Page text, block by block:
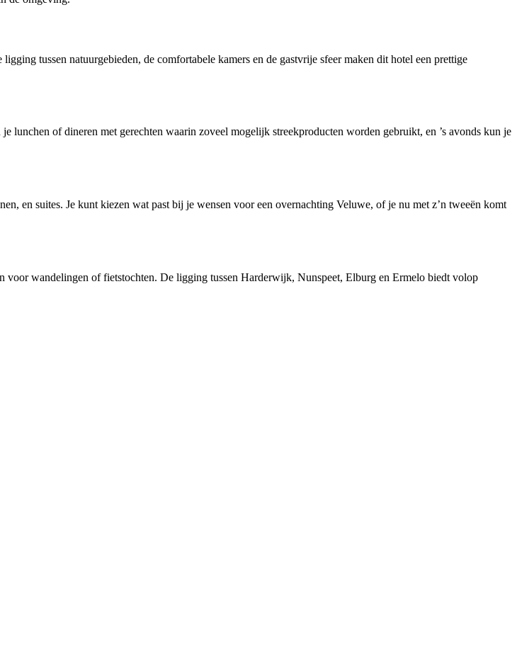
tussen natuurgebieden, de comfortabele kamers en de gastvrije sfeer maken dit hotel een prettige
of dineren met gerechten waarin zoveel mogelijk streekproducten worden gebruikt, en ’s avonds kun je
en suites. Je kunt kiezen wat past bij je wensen voor een overnachting Veluwe, of je nu met z’n tweeën komt
wandelingen of fietstochten. De ligging tussen Harderwijk, Nunspeet, Elburg en Ermelo biedt volop